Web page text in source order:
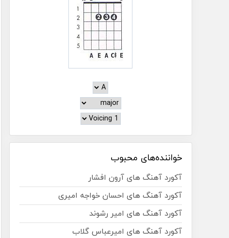
خواننده‌های محبوب
آکورد آهنگ های آرون افشار
آکورد آهنگ های احسان خواجه امیری
آکورد آهنگ های امیر رشوند
آکورد آهنگ های امیرعباس گلاب